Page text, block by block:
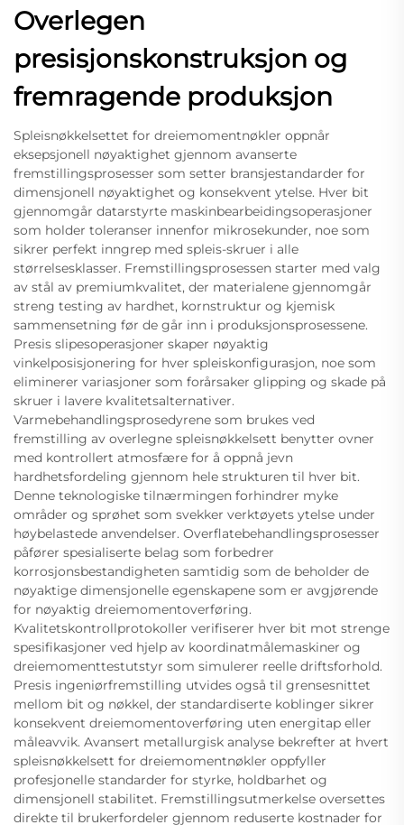
Overlegen
presisjonskonstruksjon og
fremragende produksjon
Spleisnøkkelsettet for dreiemomentnøkler oppnår
eksepsjonell nøyaktighet gjennom avanserte
fremstillingsprosesser som setter bransjestandarder for
dimensjonell nøyaktighet og konsekvent ytelse. Hver bit
gjennomgår datarstyrte maskinbearbeidingsoperasjoner
som holder toleranser innenfor mikrosekunder, noe som
sikrer perfekt inngrep med spleis-skruer i alle
størrelsesklasser. Fremstillingsprosessen starter med valg
av stål av premiumkvalitet, der materialene gjennomgår
streng testing av hardhet, kornstruktur og kjemisk
sammensetning før de går inn i produksjonsprosessene.
Presis slipesoperasjoner skaper nøyaktig
vinkelposisjonering for hver spleiskonfigurasjon, noe som
eliminerer variasjoner som forårsaker glipping og skade på
skruer i lavere kvalitetsalternativer.
Varmebehandlingsprosedyrene som brukes ved
fremstilling av overlegne spleisnøkkelsett benytter ovner
med kontrollert atmosfære for å oppnå jevn
hardhetsfordeling gjennom hele strukturen til hver bit.
Denne teknologiske tilnærmingen forhindrer myke
områder og sprøhet som svekker verktøyets ytelse under
høybelastede anvendelser. Overflatebehandlingsprosesser
påfører spesialiserte belag som forbedrer
korrosjonsbestandigheten samtidig som de beholder de
nøyaktige dimensjonelle egenskapene som er avgjørende
for nøyaktig dreiemomentoverføring.
Kvalitetskontrollprotokoller verifiserer hver bit mot strenge
spesifikasjoner ved hjelp av koordinatmålemaskiner og
dreiemomenttestutstyr som simulerer reelle driftsforhold.
Presis ingeniørfremstilling utvides også til grensesnittet
mellom bit og nøkkel, der standardiserte koblinger sikrer
konsekvent dreiemomentoverføring uten energitap eller
måleavvik. Avansert metallurgisk analyse bekrefter at hvert
spleisnøkkelsett for dreiemomentnøkler oppfyller
profesjonelle standarder for styrke, holdbarhet og
dimensjonell stabilitet. Fremstillingsutmerkelse oversettes
direkte til brukerfordeler gjennom reduserte kostnader for